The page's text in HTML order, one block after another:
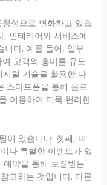
성으로 변화하고 있습
, 인테리어와 서비스에
니다. 예를 들어, 일부
고객의 흥미를 유도
털 기술을 활용한 다
스마트폰을 통해 음료
이용하여 더욱 편리한
이 있습니다. 첫째, 미
나 특별한 이벤트가 있
약을 통해 보장받는
고하는 것입니다. 다른